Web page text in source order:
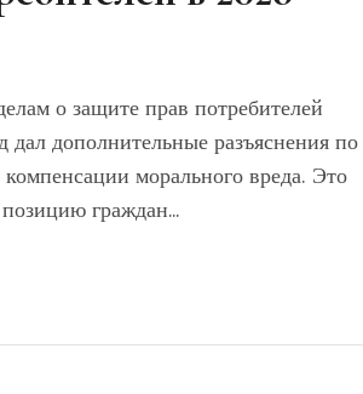
о защите прав потребителей
дал дополнительные разъяснения по
морального вреда. Это
позицию граждан…